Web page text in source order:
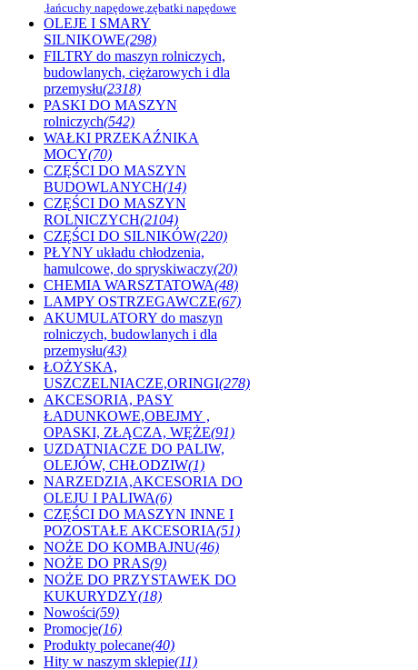
,łańcuchy napędowe,zębatki napędowe
OLEJE I SMARY
SILNIKOWE(298)
FILTRY do maszyn rolniczych,
budowlanych, ciężarowych i dla
przemysłu(2318)
PASKI DO MASZYN
rolniczych(542)
WAŁKI PRZEKAŹNIKA
MOCY(70)
CZĘŚCI DO MASZYN
BUDOWLANYCH(14)
CZĘŚCI DO MASZYN
ROLNICZYCH(2104)
CZĘŚCI DO SILNIKÓW(220)
PŁYNY układu chłodzenia,
hamulcowe, do spryskiwaczy(20)
CHEMIA WARSZTATOWA(48)
LAMPY OSTRZEGAWCZE(67)
AKUMULATORY do maszyn
rolniczych, budowlanych i dla
przemysłu(43)
ŁOŻYSKA,
USZCZELNIACZE,ORINGI(278)
AKCESORIA, PASY
ŁADUNKOWE,OBEJMY ,
OPASKI, ZŁĄCZA, WĘŻE(91)
UZDATNIACZE DO PALIW,
OLEJÓW, CHŁODZIW(1)
NARZEDZIA,AKCESORIA DO
OLEJU I PALIWA(6)
CZĘŚCI DO MASZYN INNE I
POZOSTAŁE AKCESORIA(51)
NOŻE DO KOMBAJNU(46)
NOŻE DO PRAS(9)
NOŻE DO PRZYSTAWEK DO
KUKURYDZY(18)
Nowości(59)
Promocje(16)
Produkty polecane(40)
Hity w naszym sklepie(11)